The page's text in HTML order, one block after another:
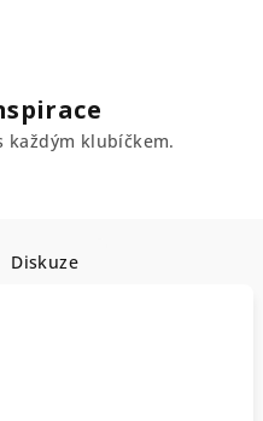
každým klubíčkem.
Diskuze